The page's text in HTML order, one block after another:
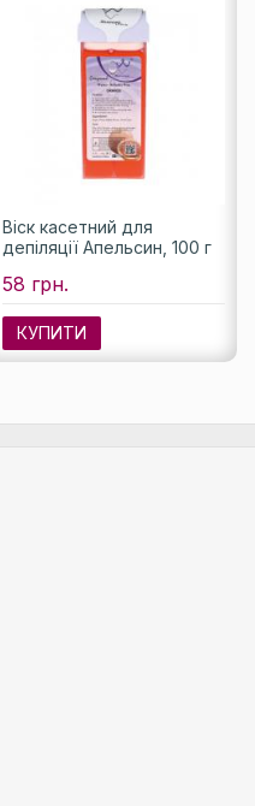
Віск касетний для
депіляції Апельсин, 100 г
58 грн.
КУПИТИ